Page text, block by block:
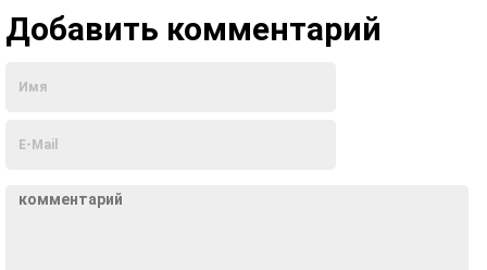
Добавить комментарий